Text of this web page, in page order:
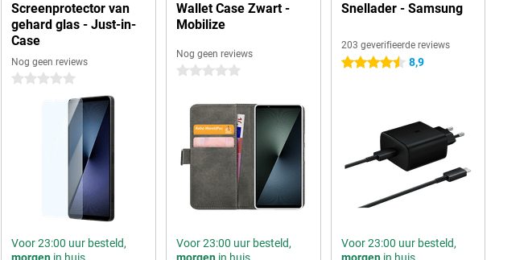
Screenprotector van
gehard glas - Just-in-
Case
Nog geen reviews
0 sterren
Voor 23:00 uur besteld,
Wallet Case Zwart -
Mobilize
Nog geen reviews
0 sterren
Voor 23:00 uur besteld,
Snellader - Samsung
203 geverifieerde reviews
4.5 sterren 8,9
Voor 23:00 uur besteld,